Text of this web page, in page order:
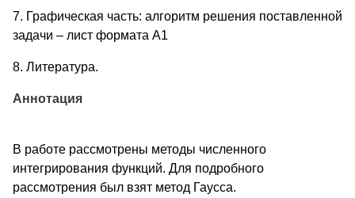
7. Графическая часть: алгоритм решения поставленной
задачи – лист формата A1
8. Литература.
Аннотация
В работе рассмотрены методы численного
интегрирования функций. Для подробного
рассмотрения был взят метод Гаусса.